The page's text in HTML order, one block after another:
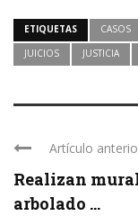
ETIQUETAS CASOS
JUICIOS
JUSTICIA
Artículo
Realizan
arbolado ...